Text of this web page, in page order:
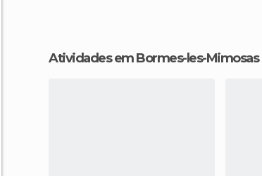
Atividades em Bormes-les-Mimosas